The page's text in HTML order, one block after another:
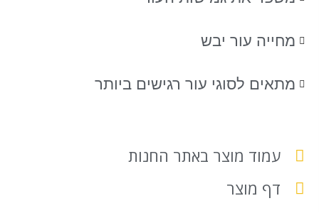
מחייה עור יבש
מתאים לסוגי עור רגישים ביותר
עמוד מוצר באתר החנות
דף מוצר